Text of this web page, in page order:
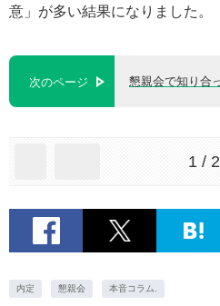
意」が多い結果になりました。
次のページ 懇親会で知り合
1 / 2
内定 懇親会 本音コラム.